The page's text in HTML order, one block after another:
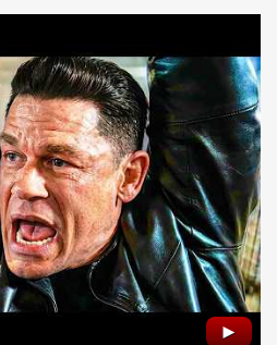
►